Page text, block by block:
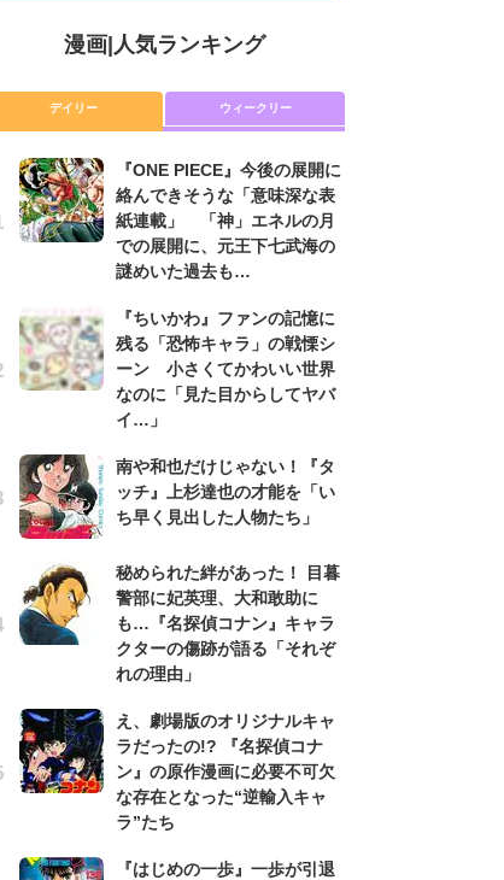
漫画| 人気ランキング
デイリー ウィークリー
『ONE PIECE』今後の展開に
絡んできそうな「意味深な表
紙連載」 「神」エネルの月
での展開に、元王下七武海の
謎めいた過去も…
『ちいかわ』ファンの記憶に
残る「恐怖キャラ」の戦慄シ
ーン 小さくてかわいい世界
なのに「見た目からしてヤバ
イ…」
南や和也だけじゃない！『タ
ッチ』上杉達也の才能を「い
ち早く見出した人物たち」
秘められた絆があった！ 目暮
警部に妃英理、大和敢助に
も…『名探偵コナン』キャラ
クターの傷跡が語る「それぞ
れの理由」
え、劇場版のオリジナルキャ
ラだったの!? 『名探偵コナ
ン』の原作漫画に必要不可欠
な存在となった“逆輸入キャ
ラ”たち
『はじめの一歩』一歩が引退